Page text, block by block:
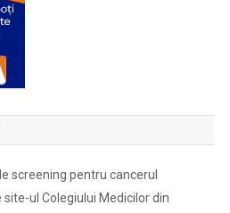
screening pentru cancerul
ul Colegiului Medicilor din